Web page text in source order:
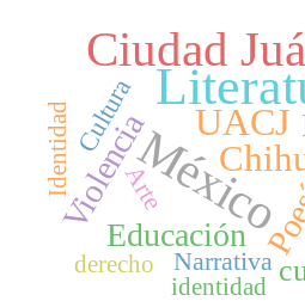
Ciudad
México
UACJ
ViolenciaEducación
Cultura
Arte
Narrativa
derecho
identidad
Identidad